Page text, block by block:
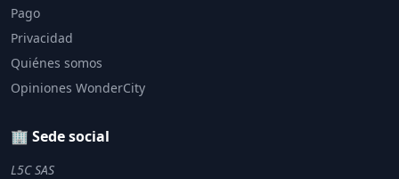
Pago
Privacidad
Quiénes somos
Opiniones WonderCity
🏢 Sede social
L5C SAS